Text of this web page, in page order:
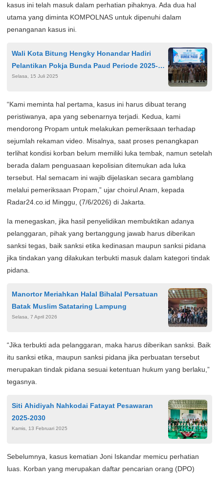
kasus ini telah masuk dalam perhatian pihaknya. Ada dua hal
utama yang diminta KOMPOLNAS untuk dipenuhi dalam
penanganan kasus ini.
Wali Kota Bitung Hengky Honandar Hadiri
Pelantikan Pokja Bunda Paud Periode 2025-
2030, Ini Daftarnya
Selasa, 15 Juli 2025
“Kami meminta hal pertama, kasus ini harus dibuat terang
peristiwanya, apa yang sebenarnya terjadi. Kedua, kami
mendorong Propam untuk melakukan pemeriksaan terhadap
sejumlah rekaman video. Misalnya, saat proses penangkapan
terlihat kondisi korban belum memiliki luka tembak, namun setelah
berada dalam penguasaan kepolisian ditemukan ada luka
tersebut. Hal semacam ini wajib dijelaskan secara gamblang
melalui pemeriksaan Propam,” ujar choirul Anam, kepada
Radar24.co.id Minggu, (7/6/2026) di Jakarta.
Ia menegaskan, jika hasil penyelidikan membuktikan adanya
pelanggaran, pihak yang bertanggung jawab harus diberikan
sanksi tegas, baik sanksi etika kedinasan maupun sanksi pidana
jika tindakan yang dilakukan terbukti masuk dalam kategori tindak
pidana.
Manortor Meriahkan Halal Bihalal Persatuan
Batak Muslim Satataring Lampung
Selasa, 7 April 2026
“Jika terbukti ada pelanggaran, maka harus diberikan sanksi. Baik
itu sanksi etika, maupun sanksi pidana jika perbuatan tersebut
merupakan tindak pidana sesuai ketentuan hukum yang berlaku,”
tegasnya.
Siti Ahidiyah Nahkodai Fatayat Pesawaran
2025-2030
Kamis, 13 Februari 2025
Sebelumnya, kasus kematian Joni Iskandar memicu perhatian
luas. Korban yang merupakan daftar pencarian orang (DPO)